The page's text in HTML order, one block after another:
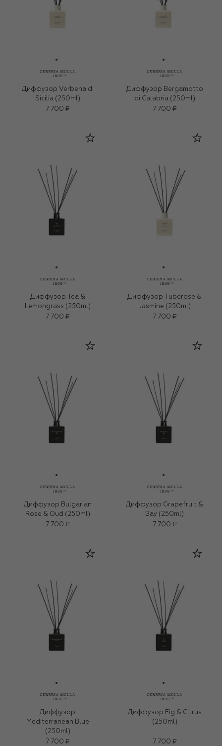
Диффузор Verbena di
Sicilia (250ml)
7 700 ₽
Диффузор Bergamotto
di Calabria (250ml)
7 700 ₽
Диффузор Tea &
Lemongrass (250ml)
7 700 ₽
Диффузор Tuberose &
Jasmine (250ml)
7 700 ₽
Диффузор Bulgarian
Rose & Oud (250ml)
7 700 ₽
Диффузор Grapefruit &
Bay (250ml)
7 700 ₽
Диффузор
Mediterranean Blue
(250ml)
7 700 ₽
Диффузор Fig & Citrus
(250ml)
7 700 ₽